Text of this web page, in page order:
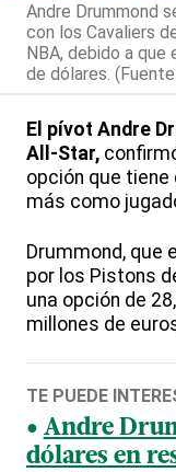
Andre Drummond
con los Cavaliers
NBA, debido a que
de dólares.
El pívot Andre
All-Star,
opción que
más como
Drummond, que
por los Pistons
una opción de
millones de
TE PUEDE
Andre
dólares en